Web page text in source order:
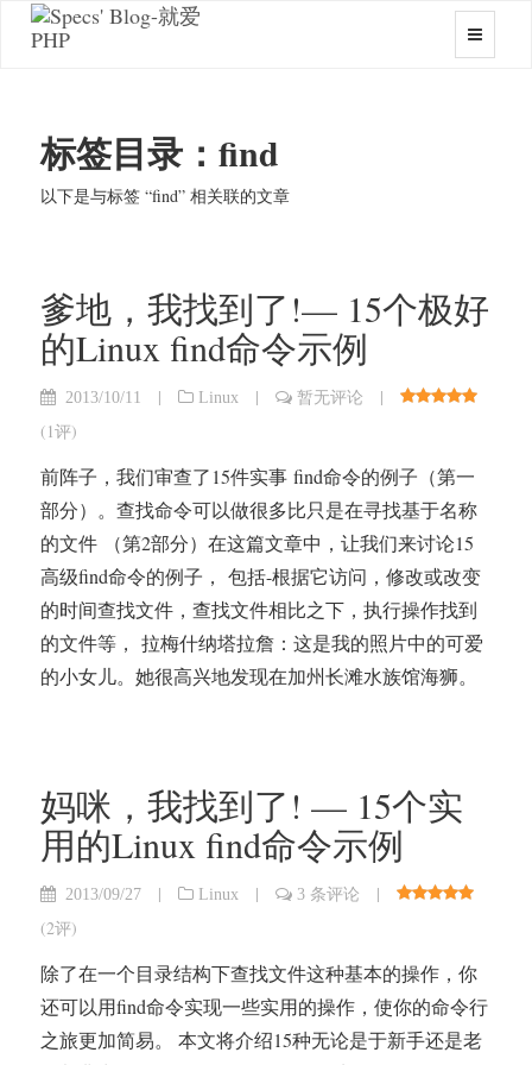
标签目录：find
以下是与标签 “find” 相关联的文章
爹地，我找到了!— 15个极好
的Linux find命令示例
2013/10/11 | Linux | 暂无评论
|
(1评)
前阵子，我们审查了15件实事 find命令的例子（第一
部分）。查找命令可以做很多比只是在寻找基于名称
的文件 （第2部分）在这篇文章中，让我们来讨论15
高级find命令的例子， 包括-根据它访问，修改或改变
的时间查找文件，查找文件相比之下，执行操作找到
的文件等， 拉梅什纳塔拉詹：这是我的照片中的可爱
的小女儿。她很高兴地发现在加州长滩水族馆海狮。
妈咪，我找到了! — 15个实
用的Linux find命令示例
2013/09/27 | Linux | 3 条评论
|
(2评)
除了在一个目录结构下查找文件这种基本的操作，你
还可以用find命令实现一些实用的操作，使你的命令行
之旅更加简易。 本文将介绍15种无论是于新手还是老